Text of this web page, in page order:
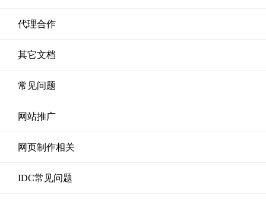
代理合作
其它文档
常见问题
网站推广
网页制作相关
IDC常见问题